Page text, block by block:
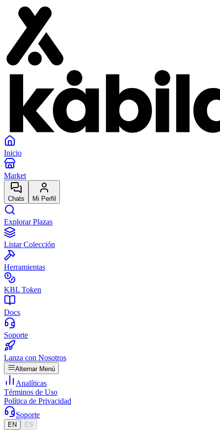
Inicio
Market
Chats Mi Perfil
Explorar Plazas
Listar Colección
Herramientas
KBL Token
Docs
Soporte
Lanza con Nosotros
Alternar Menú
Analíticas
Términos de Uso
Política de Privacidad
Soporte
EN ES